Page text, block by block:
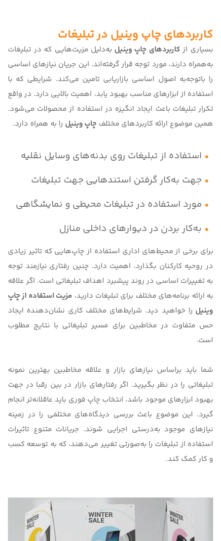
کاربردهای چاپ وینیل در تبلیغات
بسیاری ازکاربردهای چاپ وینیل به‌دلیل مزیت‌هایی که در تبلیغات
به‌همراه دارند، مورد توجه قرار گرفته‌اند. این جریان نیازهای اساسی
را با‌توجه‌به اصول اساسی بازاریابی تامین می‌کند. شرایطی که با
استفاده از ابزارهای مناسب بهبود یابد، اهمیت بالایی دارد. در واقع
تکرار تبلیغات باعث ایجاد انگیزه در استفاده از محصولات می‌شود.
همین موضوع ارائه کاربردهای مختلف چاپ وینیل را به همراه دارد.
استفاده از تبلیغات روی بدنه‌های وسایل نقلیه
جهت به‌کار گرفتن استندهایی جهت تبلیغات
مورد استفاده در تبلیغات محیطی و نمایشگاهی
به‌کار بردن در دیوارهای داخلی منازل
برای برخی از محیط‌های اداری استفاده از چاپ‌هایی که تاثیر زیادی
در روحیه کارکنان بگذارد، اهمیت دارد. چنین رفتاری نیازمند توجه
به تغییرات اساسی در روند پیشبرد اهداف تبلیغاتی است. اگر علاقه
به ارائه برنامه‌های‌ مختلف برای تبلیغات دارید، مزیت استفاده از چاپ
وینیل را خواهید دید. شرایط‌های مختلف کاری نشان‌دهنده ایجاد
حس متفاوت در مخاطبین برای مسیر تبلیغاتی با نتایج مطلوب
است.
شما باید براساس نیازهای بازار و علاقه مخاطبین بهترین نمونه
تبلیغاتی را در نظر بگیرید. اگر رفتارهای بازار در بین رقبا در جهت
بهبود ابزارهای موجود باشد، انتخاب چاپ فوری باید عاقلانه‌تر انجام
گیرد. این موضوع باعث بررسی دیدگاه‌های مختلفی را در زمینه
نیازهای موجود به‌درستی اجرایی شوند. جریانات متنوع تاثیرات
استفاده از تبلیغات را به‌صورتی تغییر می‌دهند، که به توسعه کسب
و کار کمک کند.